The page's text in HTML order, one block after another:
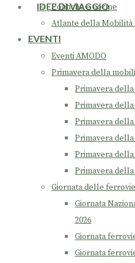
IDEE DI VIAGGIO
Politiche e norme
Atlante della Mobilità
EVENTI
Eventi AMODO
Primavera della
Primavera
Primavera
Primavera
Primavera
Primavera
Primavera
Giornata delle
Giornata
2026
Giornata
Giornata